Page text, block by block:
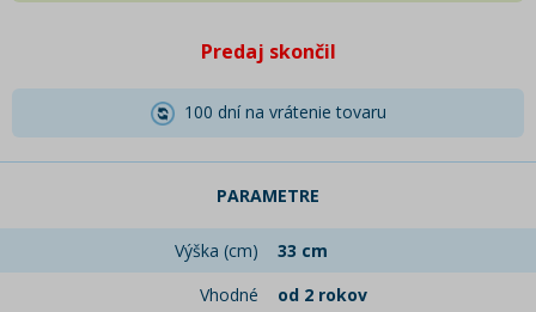
Predaj skončil
100 dní na vrátenie tovaru
PARAMETRE
Výška (cm)
33 cm
Vhodné
od 2 rokov